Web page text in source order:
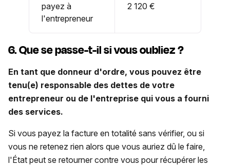
payez à
l'entrepreneur
2 120 €
6. Que se passe-t-il si vous oubliez ?
En tant que donneur d'ordre, vous pouvez être
tenu(e) responsable des dettes de votre
entrepreneur ou de l'entreprise qui vous a fourni
des services.
Si vous payez la facture en totalité sans vérifier, ou si
vous ne retenez rien alors que vous auriez dû le faire,
l'État peut se retourner contre vous pour récupérer les